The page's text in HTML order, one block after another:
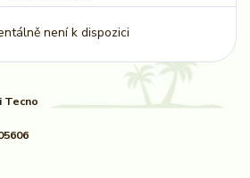
není k dispozici